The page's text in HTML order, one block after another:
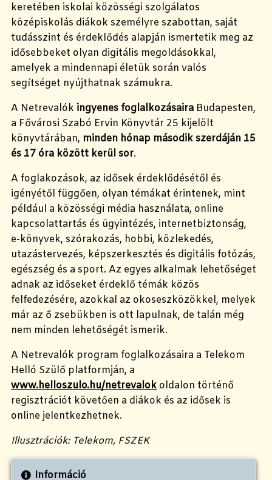
keretében iskolai közösségi szolgálatos
középiskolás diákok személyre szabottan, saját
tudásszint és érdeklődés alapján ismertetik meg az
idősebbeket olyan digitális megoldásokkal,
amelyek a mindennapi életük során valós
segítséget nyújthatnak számukra.
A Netrevalók ingyenes foglalkozásaira Budapesten,
a Fővárosi Szabó Ervin Könyvtár 25 kijelölt
könyvtárában, minden hónap második szerdáján 15
és 17 óra között kerül sor.
A foglakozások, az idősek érdeklődésétől és
igényétől függően, olyan témákat érintenek, mint
például a közösségi média használata, online
kapcsolattartás és ügyintézés, internetbiztonság,
e-könyvek, szórakozás, hobbi, közlekedés,
utazástervezés, képszerkesztés és digitális fotózás,
egészség és a sport. Az egyes alkalmak lehetőséget
adnak az időseket érdeklő témák közös
felfedezésére, azokkal az okoseszközökkel, melyek
már az ő zsebükben is ott lapulnak, de talán még
nem minden lehetőségét ismerik.
A Netrevalók program foglalkozásaira a Telekom
Helló Szülő platformján, a
www.helloszulo.hu/netrevalok oldalon történő
regisztrációt követően a diákok és az idősek is
online jelentkezhetnek.
Illusztrációk: Telekom, FSZEK
Információ